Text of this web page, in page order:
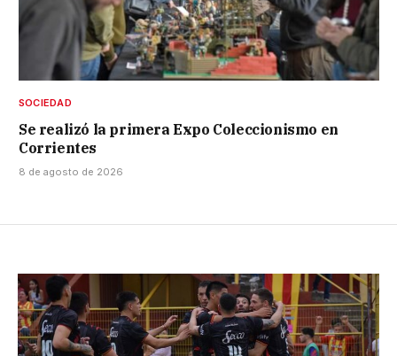
SOCIEDAD
Se realizó la primera Expo Coleccionismo en
Corrientes
8 de agosto de 2026